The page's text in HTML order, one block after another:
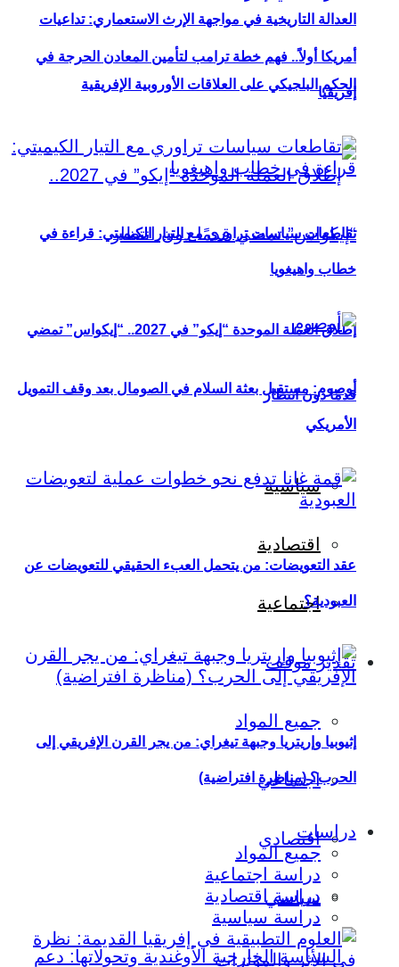
العدالة التاريخية في مواجهة الإرث الاستعماري: تداعيات
الحكم البلجيكي على العلاقات الأوروبية الإفريقية
إطلاق العملة الموحدة “إيكو” في 2027.. “إيكواس” تمضي
قدمًا دون انتظار
سياسية
اقتصادية
اجتماعية
تقدير موقف
جميع المواد
اجتماعي
اقتصادي
سياسي
أمريكا أولاً.. فهم خطة ترامب لتأمين المعادن الحرجة في
إفريقيا
تقاطعات سياسات تراوري مع التيار الكيميتي: قراءة في
خطاب واهيغويا
أوصوم: مستقبل بعثة السلام في الصومال بعد وقف التمويل
الأمريكي
عقد التعويضات: من يتحمل العبء الحقيقي للتعويضات عن
العبودية؟
إثيوبيا وإريتريا وجبهة تيغراي: من يجر القرن الإفريقي إلى
الحرب؟ (مناظرة افتراضية)
دراسات
جميع المواد
دراسة اجتماعية
دراسة اقتصادية
دراسة سياسية